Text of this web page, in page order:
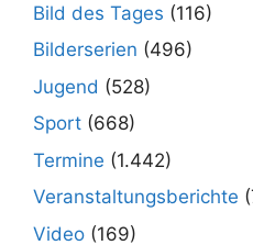
Bild des Tages (116)
Bilderserien (496)
Jugend (528)
Sport (668)
Termine (1.442)
Veranstaltungsberichte
Video (169)